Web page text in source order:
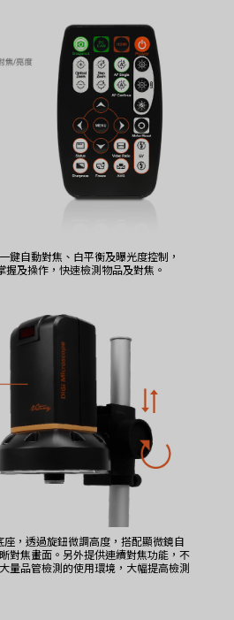
鍵自動對焦、白平衡及曝光度控制，
握及操作，快速檢測物品及對焦。
，透過旋鈕微調高度，搭配顯微鏡自
對焦畫面。另外提供連續對焦功能，不
量品管檢測的使用環境，大幅提高檢測